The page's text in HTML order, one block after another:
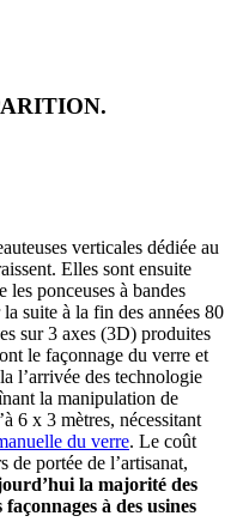
verticales dédiée au
Elles sont ensuite
les ponceuses à bandes
suite à la fin des années 80
sur 3 axes (3D) produites
le façonnage du verre et
l’arrivée des technologie
la manipulation de
6 x 3 mètres, nécessitant
du verre. Le coût
de portée de l’artisanat,
la majorité des
à des usines